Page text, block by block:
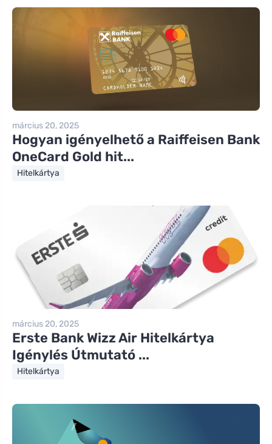
március 20, 2025
Hogyan igényelhető a Raiffeisen Bank
OneCard Gold hit...
Hitelkártya
március 20, 2025
Erste Bank Wizz Air Hitelkártya
Igénylés Útmutató ...
Hitelkártya